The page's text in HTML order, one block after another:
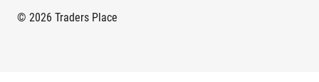
© 2026 Traders Place